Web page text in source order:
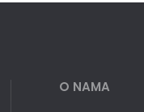
O NAMA